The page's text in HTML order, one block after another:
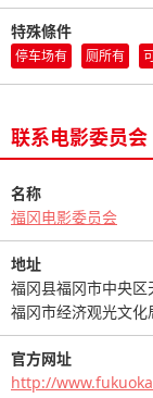
特殊條件
停车场有 厕所有
联系电影委员会
名称
福冈电影委员会
地址
福冈县福冈市中央区
福冈市经济观光文化
官方网址
http://